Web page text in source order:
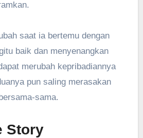
saat ia bertemu dengan
baik dan menyenangkan
merubah kepribadiannya
pun saling merasakan
sama.
Story